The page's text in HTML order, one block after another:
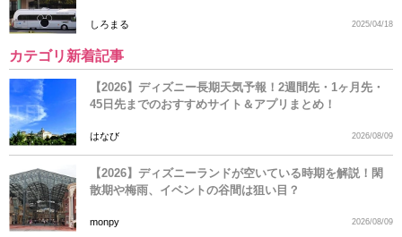
しろまる 2025/04/18
カテゴリ新着記事
【2026】ディズニー長期天気予報！2週間先・1ヶ月先・
45日先までのおすすめサイト＆アプリまとめ！
はなび 2026/08/09
【2026】ディズニーランドが空いている時期を解説！閑
散期や梅雨、イベントの谷間は狙い目？
monpy 2026/08/09